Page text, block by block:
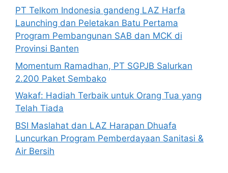
PT Telkom Indonesia gandeng LAZ Harfa
Launching dan Peletakan Batu Pertama
Program Pembangunan SAB dan MCK di
Provinsi Banten
Momentum Ramadhan, PT SGPJB Salurkan
2.200 Paket Sembako
Wakaf: Hadiah Terbaik untuk Orang Tua yang
Telah Tiada
BSI Maslahat dan LAZ Harapan Dhuafa
Luncurkan Program Pemberdayaan Sanitasi &
Air Bersih